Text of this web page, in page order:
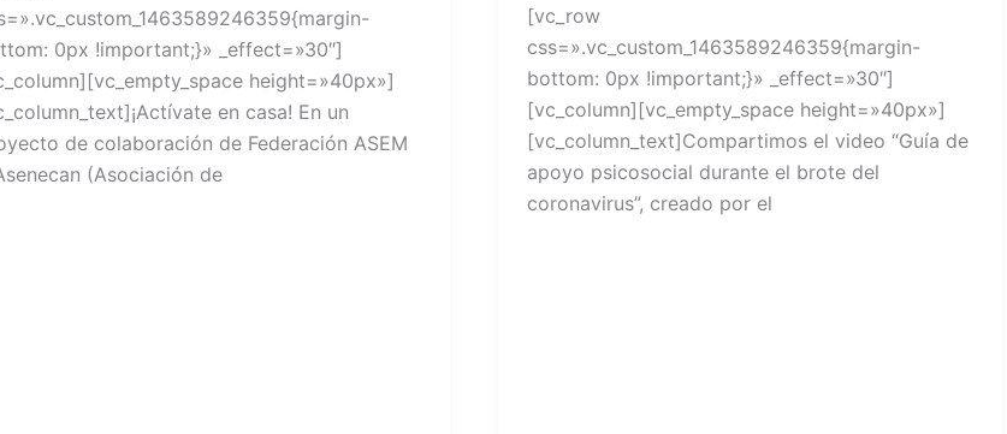
0px !important;}» _effect=»30″]
height=»40px»]
en casa! En un
de colaboración de Federación ASEM
(Asociación de
[vc_row
css=».vc_custom_1463589246359{margin-
bottom: 0px !important;}» _effect=»30″]
[vc_column][vc_empty_space height=»40px»]
[vc_column_text]Compartimos el video “Guía de
apoyo psicosocial durante el brote del
coronavirus”, creado por el